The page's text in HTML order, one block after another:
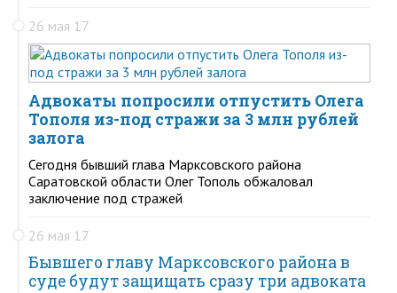
26 мая 17
Адвокаты попросили отпустить Олега
Тополя из-под стражи за 3 млн рублей
залога
Сегодня бывший глава Марксовского района
Саратовской области Олег Тополь обжаловал
заключение под стражей
26 мая 17
Бывшего главу Марксовского района в
суде будут защищать сразу три адвоката